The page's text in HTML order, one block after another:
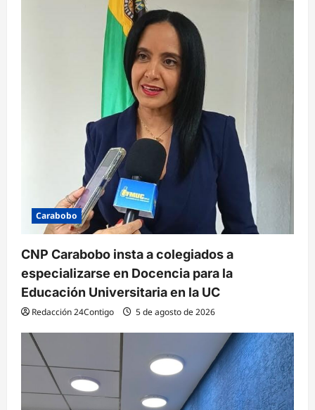
Carabobo
CNP Carabobo insta a colegiados a
especializarse en Docencia para la
Educación Universitaria en la UC
Redacción 24Contigo 5 de agosto de 2026